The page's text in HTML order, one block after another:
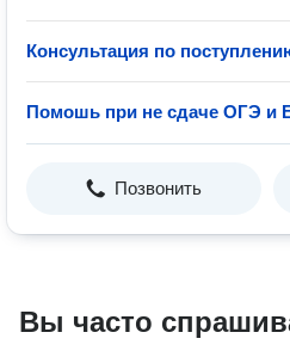
Консультация по
Помошь при не сдаче ОГЭ и
Позвонить
Вы часто